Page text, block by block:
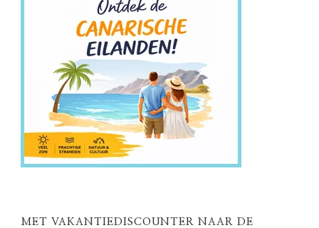
MET VAKANTIEDISCOUNTER NAAR DE